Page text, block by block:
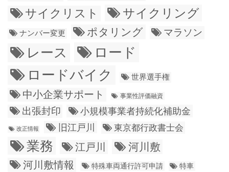
サイクリスト サイクリング
ナンバー変更 ポタリング マラソン
レース
ロード
ロードバイク
世界選手権
中小企業サポート 事業性評価融資
出張封印 小規模事業者持続化補助金
改正情報 旧江戸川 東京都行政書士会
業務 江戸川
河川敷
河川敷情報
特殊車両通行許可申請
特車